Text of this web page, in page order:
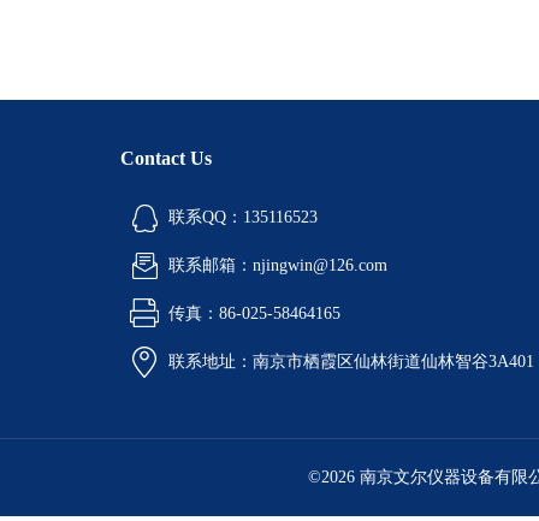
Contact Us
联系QQ：135116523
联系邮箱：njingwin@126.com
传真：86-025-58464165
联系地址：南京市栖霞区仙林街道仙林智谷3A401
©2026 南京文尔仪器设备有限